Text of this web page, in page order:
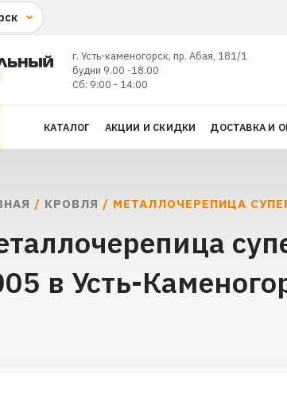
г. Усть-каменогорск, пр. Абая, 181/1
будни 9.00 -18.00
Сб: 9:00 - 14:00
КАТАЛОГ АКЦИИ И СКИДКИ ДОСТАВКА И
/ КРОВЛЯ / МЕТАЛЛОЧЕРЕПИЦА
в Усть-